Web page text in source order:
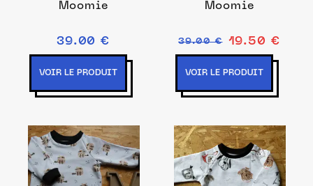
Moomie
39.00 €
VOIR LE PRODUIT
Moomie
39.00 € 19.50 €
VOIR LE PRODUIT